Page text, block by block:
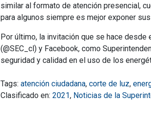
similar al formato de atención presencial,
para algunos siempre es mejor exponer
Por último, la invitación que se hace
(@SEC_cl) y Facebook, como
seguridad y calidad en el uso de los
Tags: atención ciudadana, corte de luz,
Clasificado en: 2021, Noticias de la